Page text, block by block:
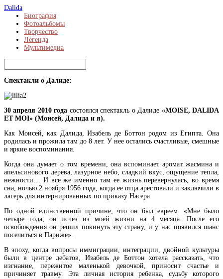
Dalida
Биография
Фотоальбомы
Творчество
Легенда
Мультимедиа
Спектакли о Далиде:
30 апреля 2010 года состоялся спектакль о Далиде «MOISE, DALIDA
ET MOI» (Моисей, Далида и я).
Как Моисей, как Далида, Изабель де Боттон родом из Египта. Она
родилась и прожила там до 8 лет. У нее остались счастливые, смешные
и яркие воспоминания.
Когда она думает о том времени, она вспоминает аромат жасмина и
апельсинового дерева, лазурное небо, сладкий вкус, ощущение тепла,
нежности… И все же именно там ее жизнь перевернулась, во время
сна, ночью 2 ноября 1956 года, когда ее отца арестовали и заключили в
лагерь для интернированных по приказу Насера.
По одной единственной причине, что он был евреем. «Мне было
четыре года, он исчез из моей жизни на 4 месяца. После его
освобождения он решил покинуть эту страну, и у нас появился шанс
поселиться в Париже».
В эпоху, когда вопросы иммиграции, интеграции, двойной культуры
были в центре дебатов, Изабель де Боттон хотела рассказать, что
изгнание, пережитое маленькой девочкой, приносит счастье и
причиняет травму. Эта личная история ребенка, судьбу которого